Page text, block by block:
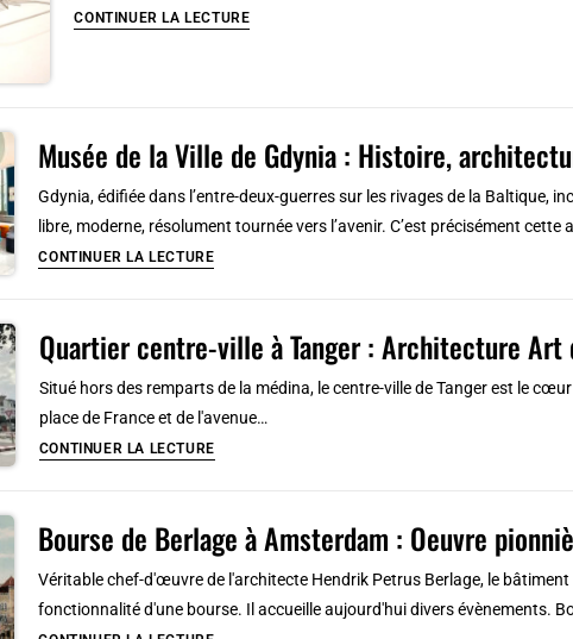
Chicago
CONTINUER LA LECTUREcracovie-
Musée de la Ville de Gdynia : Histoire,
Gdynia, édifiée dans l’entre-deux-guerres sur les rivages de la Baltique,
libre, moderne, résolument tournée vers l’avenir. C’est précisément
CONTINUER LA LECTUREMusée
Ville
Histoire,
design
Quartier centre-ville à Tanger : Architecture
Situé hors des remparts de la médina, le centre-ville de Tanger est le
place de France et de l'avenue…
CONTINUER LA LECTUREQuartier
à
Bourse de Berlage à Amsterdam : Oeuvre
Véritable chef-d'œuvre de l'architecte Hendrik Petrus Berlage, le
fonctionnalité d'une bourse. Il accueille aujourd'hui divers évènements.